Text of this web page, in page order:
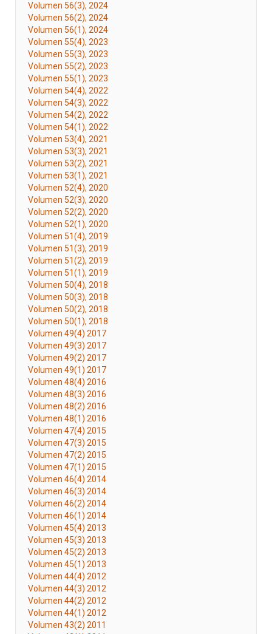
Volumen 56(3), 2024
Volumen 56(2), 2024
Volumen 56(1), 2024
Volumen 55(4), 2023
Volumen 55(3), 2023
Volumen 55(2), 2023
Volumen 55(1), 2023
Volumen 54(4), 2022
Volumen 54(3), 2022
Volumen 54(2), 2022
Volumen 54(1), 2022
Volumen 53(4), 2021
Volumen 53(3), 2021
Volumen 53(2), 2021
Volumen 53(1), 2021
Volumen 52(4), 2020
Volumen 52(3), 2020
Volumen 52(2), 2020
Volumen 52(1), 2020
Volumen 51(4), 2019
Volumen 51(3), 2019
Volumen 51(2), 2019
Volumen 51(1), 2019
Volumen 50(4), 2018
Volumen 50(3), 2018
Volumen 50(2), 2018
Volumen 50(1), 2018
Volumen 49(4) 2017
Volumen 49(3) 2017
Volumen 49(2) 2017
Volumen 49(1) 2017
Volumen 48(4) 2016
Volumen 48(3) 2016
Volumen 48(2) 2016
Volumen 48(1) 2016
Volumen 47(4) 2015
Volumen 47(3) 2015
Volumen 47(2) 2015
Volumen 47(1) 2015
Volumen 46(4) 2014
Volumen 46(3) 2014
Volumen 46(2) 2014
Volumen 46(1) 2014
Volumen 45(4) 2013
Volumen 45(3) 2013
Volumen 45(2) 2013
Volumen 45(1) 2013
Volumen 44(4) 2012
Volumen 44(3) 2012
Volumen 44(2) 2012
Volumen 44(1) 2012
Volumen 43(2) 2011